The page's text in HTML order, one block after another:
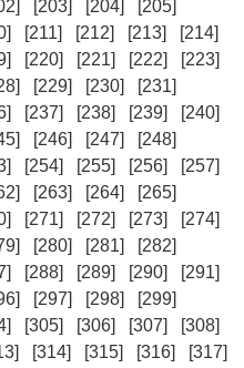
[203] [204]
[205]
[211] [212] [213]
[214]
[220] [221] [222]
[223]
[229] [230]
[231]
[237] [238] [239]
[240]
[246] [247]
[248]
[254] [255] [256]
[257]
[263] [264]
[265]
[271] [272] [273]
[274]
[280] [281]
[282]
[288] [289] [290]
[291]
[297] [298]
[299]
[305] [306] [307]
[308]
[314] [315] [316]
[317]